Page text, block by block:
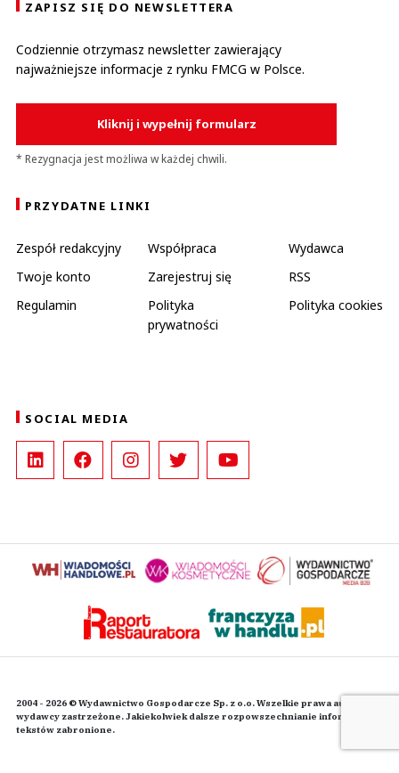
ZAPISZ SIĘ DO NEWSLETTERA
Codziennie otrzymasz newsletter zawierający
najważniejsze informacje z rynku FMCG w Polsce.
Kliknij i wypełnij formularz
* Rezygnacja jest możliwa w każdej chwili.
PRZYDATNE LINKI
Zespół redakcyjny Współpraca
Wydawca
Twoje konto
Zarejestruj się
RSS
Regulamin
Polityka
prywatności
Polityka cookies
SOCIAL MEDIA
2004 - 2026 © Wydawnictwo Gospodarcze Sp. z o.o. Wszelkie prawa autorskie
wydawcy zastrzeżone. Jakiekolwiek dalsze rozpowszechnianie informacji i
tekstów zabronione.